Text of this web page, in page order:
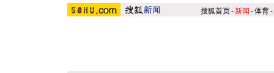
搜狐首页-新闻 -体育-